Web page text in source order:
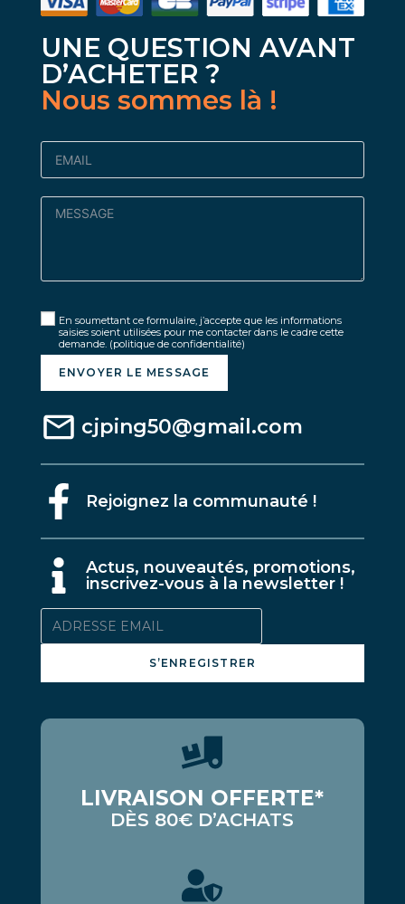
UNE QUESTION AVANT
D’ACHETER ?
Nous sommes là !
En soumettant ce formulaire, j’accepte que les informations
saisies soient utilisées pour me contacter dans le cadre cette
demande. (politique de confidentialité)
ENVOYER LE MESSAGE
cjping50@gmail.com
Rejoignez la communauté !
Actus, nouveautés, promotions,
inscrivez-vous à la newsletter !
S’ENREGISTRER
LIVRAISON OFFERTE*
DÈS 80€ D’ACHATS